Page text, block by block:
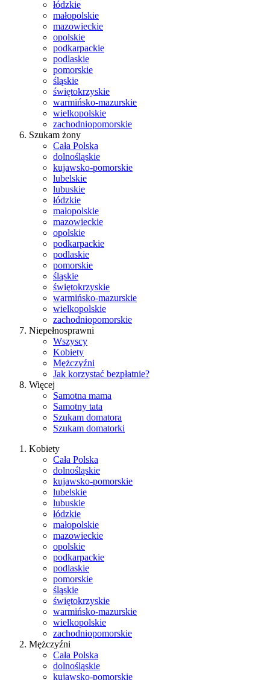
łódzkie
małopolskie
mazowieckie
opolskie
podkarpackie
podlaskie
pomorskie
śląskie
świętokrzyskie
warmińsko-mazurskie
wielkopolskie
zachodniopomorskie
Szukam żony
Cała Polska
dolnośląskie
kujawsko-pomorskie
lubelskie
lubuskie
łódzkie
małopolskie
mazowieckie
opolskie
podkarpackie
podlaskie
pomorskie
śląskie
świętokrzyskie
warmińsko-mazurskie
wielkopolskie
zachodniopomorskie
Niepełnosprawni
Wszyscy
Kobiety
Mężczyźni
Jak korzystać bezpłatnie?
Więcej
Samotna mama
Samotny tata
Szukam domatora
Szukam domatorki
Kobiety
Cała Polska
dolnośląskie
kujawsko-pomorskie
lubelskie
lubuskie
łódzkie
małopolskie
mazowieckie
opolskie
podkarpackie
podlaskie
pomorskie
śląskie
świętokrzyskie
warmińsko-mazurskie
wielkopolskie
zachodniopomorskie
Mężczyźni
Cała Polska
dolnośląskie
kujawsko-pomorskie